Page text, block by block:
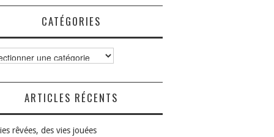
CATÉGORIES
ARTICLES RÉCENTS
rêvées, des vies jouées